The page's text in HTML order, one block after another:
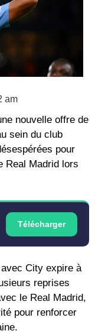
am
nouvelle offre de
sein du club
pour
Real Madrid lors
Télécharger
City expire à
reprises
le Real Madrid,
pour renforcer